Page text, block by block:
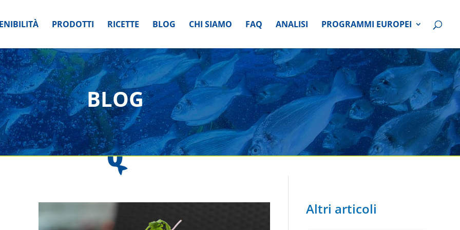
PRODOTTI RICETTE BLOG CHI SIAMO FAQ ANALISI PROGRAMMI EUROPEI
BLOG
Altri articoli